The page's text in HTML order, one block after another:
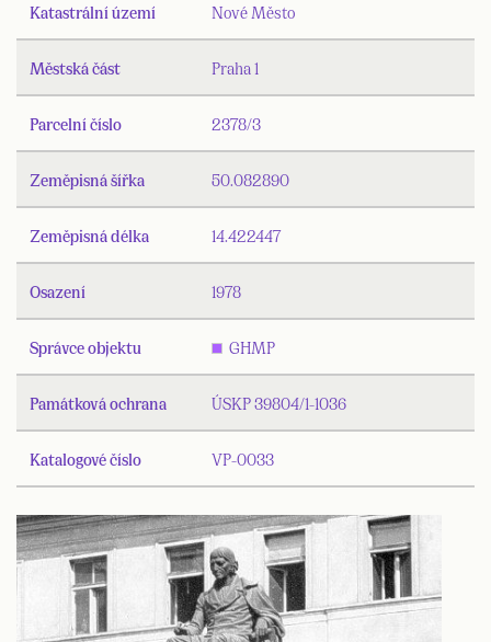
Katastrální území Nové Město
Městská část Praha 1
Parcelní číslo 2378/3
Zeměpisná šířka 50.082890
Zeměpisná délka 14.422447
Osazení 1978
Správce objektu GHMP
Památková ochrana ÚSKP 39804/1-1036
Katalogové číslo VP-0033